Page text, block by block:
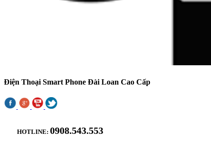
Điện Thoại Smart Phone Đài Loan Cao Cấp
HOTLINE:0908.543.553